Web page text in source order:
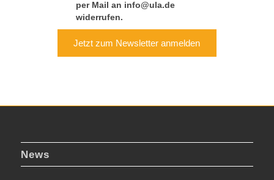
Jetzt zum Newsletter anmelden
per Mail an info@ula.de
widerrufen.
News